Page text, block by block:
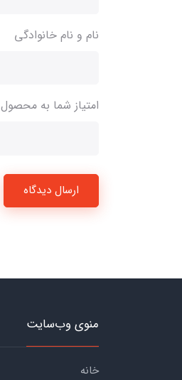
نام و نام خانوادگی
امتیاز شما به محصول
ارسال دیدگاه
منوی وب‌سایت
خانه